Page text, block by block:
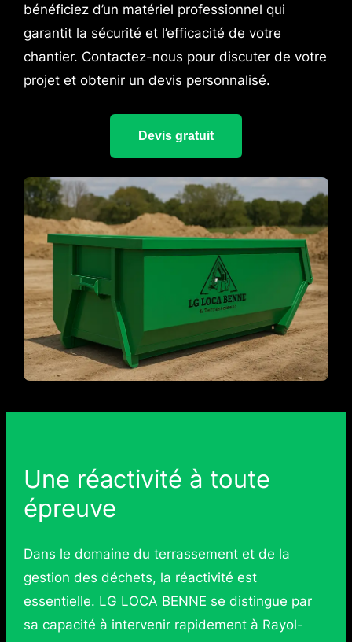
bénéficiez d’un matériel professionnel qui
garantit la sécurité et l’efficacité de votre
chantier. Contactez-nous pour discuter de votre
projet et obtenir un devis personnalisé.
Devis gratuit
Une réactivité à toute
épreuve
Dans le domaine du terrassement et de la
gestion des déchets, la réactivité est
essentielle. LG LOCA BENNE se distingue par
sa capacité à intervenir rapidement à Rayol-